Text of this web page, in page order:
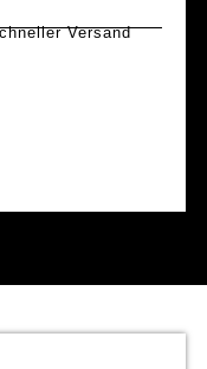
Versand